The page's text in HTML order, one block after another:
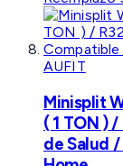
AUFIT
Minisplit
( 1 TON )
de Salud